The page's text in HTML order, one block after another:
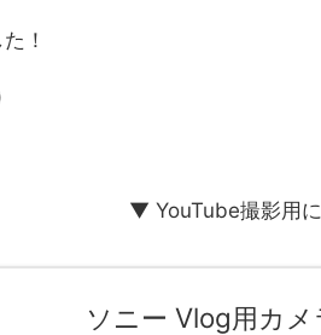
！
▼ YouTube撮影用
ソニー Vlog用カ